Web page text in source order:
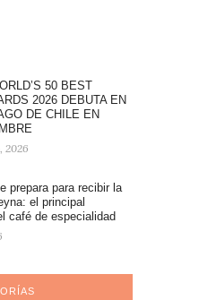
50 BEST
2026 DEBUTA EN
DE CHILE EN
2026
prepara para recibir la
el principal
café de especialidad